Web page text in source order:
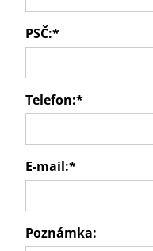
PSČ:*
Telefon:*
E-mail:*
Poznámka: